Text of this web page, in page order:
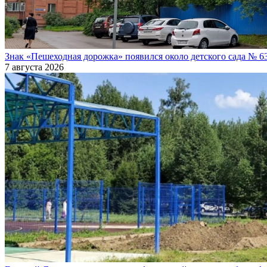
Знак «Пешеходная дорожка» появился около детского сада №
7 августа 2026